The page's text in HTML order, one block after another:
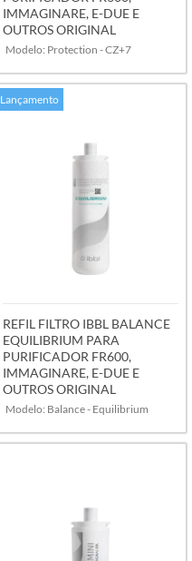
IMMAGINARE, E-DUE E
OUTROS ORIGINAL
Modelo: Protection - CZ+7
Lançamento
REFIL FILTRO IBBL BALANCE
EQUILIBRIUM PARA
PURIFICADOR FR600,
IMMAGINARE, E-DUE E
OUTROS ORIGINAL
Modelo: Balance - Equilibrium